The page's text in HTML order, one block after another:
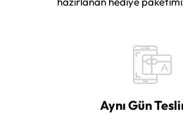
Aynı Gün